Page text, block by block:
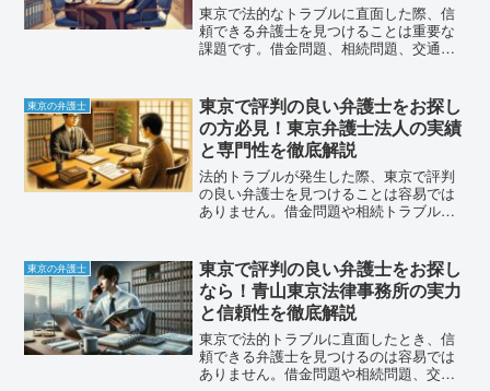
東京で法的なトラブルに直面した際、信
頼できる弁護士を見つけることは重要な
課題です。借金問題、相続問題、交通事
ることで、問題の早期解決と最善の結果
を得ることができます。そ...
東京の弁護士
東京で評判の良い弁護士をお探し
の方必見！東京弁護士法人の実績
と専門性を徹底解説
法的トラブルが発生した際、東京で評判
の良い弁護士を見つけることは容易では
ありません。借金問題や相続トラブル、
方が「どこに相談すれば良いのか」と悩
まれることでしょう。そん...
東京の弁護士
東京で評判の良い弁護士をお探し
なら！青山東京法律事務所の実力
と信頼性を徹底解説
東京で法的トラブルに直面したとき、信
頼できる弁護士を見つけるのは容易では
ありません。借金問題や相続問題、交通